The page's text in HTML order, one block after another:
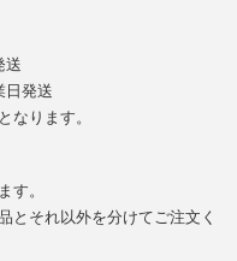
送
日発送
なります。
す。
とそれ以外を分けてご注文く